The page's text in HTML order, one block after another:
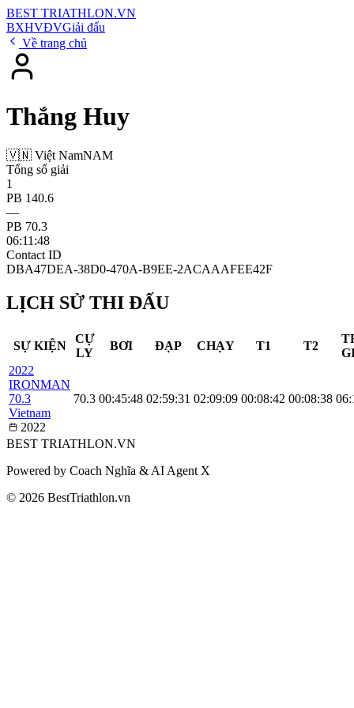
BEST TRIATHLON.VN
BXHVĐVGiải đấu
Về trang chủ
Thắng Huy
🇻🇳 Việt NamNAM
Tổng số giải
1
PB 140.6
—
PB 70.3
06:11:48
Contact ID
DBA47DEA-38D0-470A-B9EE-2ACAAAFEE42F
LỊCH SỬ THI ĐẤU
SỰ KIỆN
CỰ
LY
BƠI ĐẠP CHẠY T1 T2
2022
IRONMAN
70.3
Vietnam
2022
70.3 00:45:48 02:59:31 02:09:09 00:08:42 00:08:38
BEST TRIATHLON.VN
Powered by Coach Nghĩa & AI Agent X
© 2026 BestTriathlon.vn